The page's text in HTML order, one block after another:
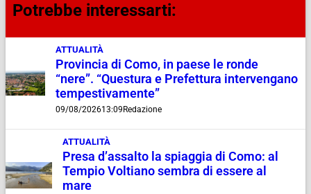
Potrebbe interessarti:
ATTUALITÀ
Provincia di Como, in paese le ronde
“nere”. “Questura e Prefettura intervengano
tempestivamente”
09/08/202613:09 Redazione
ATTUALITÀ
Presa d’assalto la spiaggia di Como: al
Tempio Voltiano sembra di essere al
mare